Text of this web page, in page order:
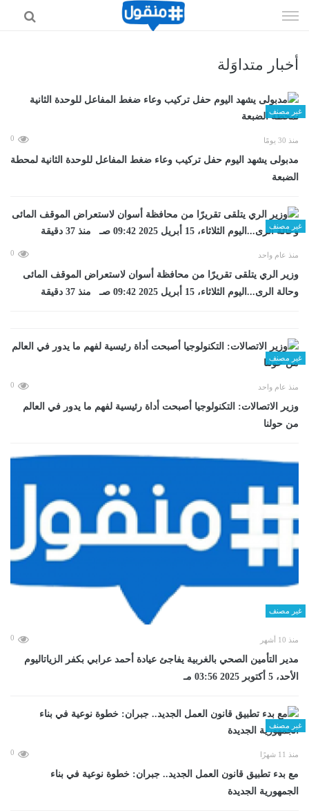
الى
أخبار متداوَلة
غير مصنف
منذ 30 يومًا 0
مدبولى يشهد اليوم حفل تركيب وعاء ضغط المفاعل للوحدة الثانية لمحطة
الضبعة
غير مصنف
منذ عام واحد 0
وزير الري يتلقى تقريرًا من محافظة أسوان لاستعراض الموقف المائى
وحالة الرى...اليوم الثلاثاء، 15 أبريل 2025 09:42 صـ منذ 37 دقيقة
غير مصنف
منذ عام واحد 0
وزير الاتصالات: التكنولوجيا أصبحت أداة رئيسية لفهم ما يدور في العالم
من حولنا
غير مصنف
منذ 10 أشهر 0
مدير التأمين الصحي بالغربية يفاجئ عيادة أحمد عرابي بكفر الزياتاليوم
الأحد، 5 أكتوبر 2025 03:56 مـ
غير مصنف
منذ 11 شهرًا 0
مع بدء تطبيق قانون العمل الجديد.. جبران: خطوة نوعية في بناء
الجمهورية الجديدة